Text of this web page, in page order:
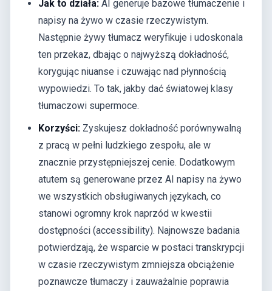
Jak to działa: AI generuje bazowe tłumaczenie i
napisy na żywo w czasie rzeczywistym.
Następnie żywy tłumacz weryfikuje i udoskonala
ten przekaz, dbając o najwyższą dokładność,
korygując niuanse i czuwając nad płynnością
wypowiedzi. To tak, jakby dać światowej klasy
tłumaczowi supermoce.
Korzyści: Zyskujesz dokładność porównywalną
z pracą w pełni ludzkiego zespołu, ale w
znacznie przystępniejszej cenie. Dodatkowym
atutem są generowane przez AI napisy na żywo
we wszystkich obsługiwanych językach, co
stanowi ogromny krok naprzód w kwestii
dostępności (accessibility). Najnowsze badania
potwierdzają, że wsparcie w postaci transkrypcji
w czasie rzeczywistym zmniejsza obciążenie
poznawcze tłumaczy i zauważalnie poprawia